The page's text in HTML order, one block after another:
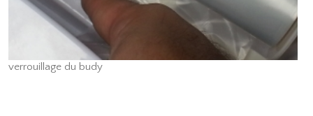
verrouillage du budy